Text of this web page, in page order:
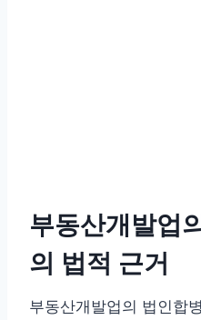
부동산개발업
의 법적 근거
부동산개발업의 법인합